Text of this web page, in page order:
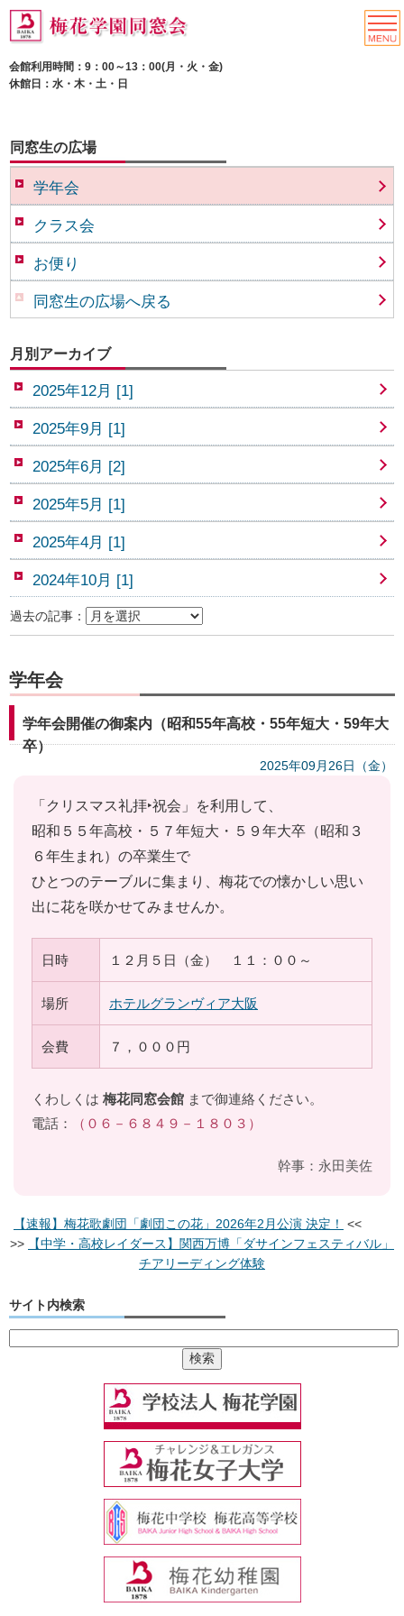
会館利用時間：9：00～13：00(月・火・金)
休館日：水・木・土・日
同窓生の広場
学年会
クラス会
お便り
同窓生の広場へ戻る
月別アーカイブ
2025年12月 [1]
2025年9月 [1]
2025年6月 [2]
2025年5月 [1]
2025年4月 [1]
2024年10月 [1]
過去の記事：
学年会
学年会開催の御案内（昭和55年高校・55年短大・59年大
卒）
2025年09月26日（金）
「クリスマス礼拝‣祝会」を利用して、
昭和５５年高校・５７年短大・５９年大卒（昭和３
６年生まれ）の卒業生で
ひとつのテーブルに集まり、梅花での懐かしい思い
出に花を咲かせてみませんか。
日時 １２月５日（金） １１：００～
場所 ホテルグランヴィア大阪
会費 ７，０００円
くわしくは 梅花同窓会館 まで御連絡ください。
電話：
（０６－６８４９－１８０３）
幹事：永田美佐
【速報】梅花歌劇団「劇団この花」2026年2月公演 決定！
<<
>>
【中学・高校レイダース】関西万博「ダサインフェスティバル」
チアリーディング体験
サイト内検索